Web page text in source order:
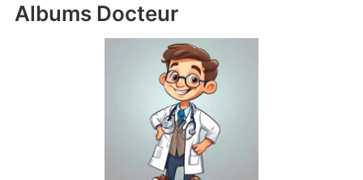
Albums Docteur